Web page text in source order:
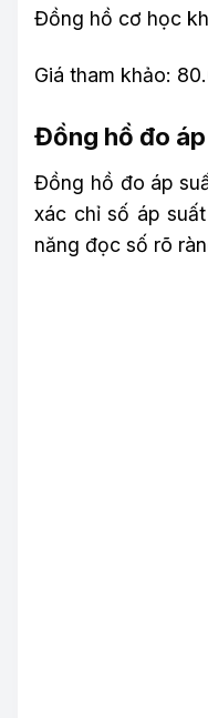
Đồng hồ cơ học
Giá tham khảo:
Đồng hồ đo
Đồng hồ đo áp
xác chỉ số áp
năng đọc số rõ